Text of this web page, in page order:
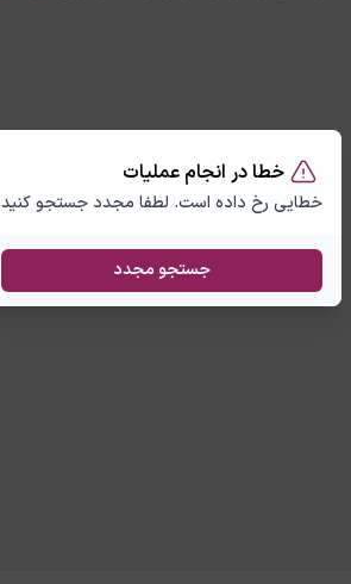
خطا در انجام عملیات
خطایی رخ داده است. لطفا مجدد جستجو کنید
جستجو مجدد